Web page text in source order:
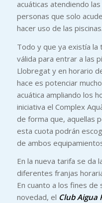
acuáticas atendiendo
personas que solo
hacer uso de las piscinas.
Todo y que ya existía la
válida para entrar a las
Llobregat y en horario
hace es potenciar
acuática ampliando los
iniciativa el Complex
de forma que, aquellas
esta cuota podrán
de ambos
En la nueva tarifa se da
diferentes franjas
En cuanto a los fines
novedad, el Club Aigua